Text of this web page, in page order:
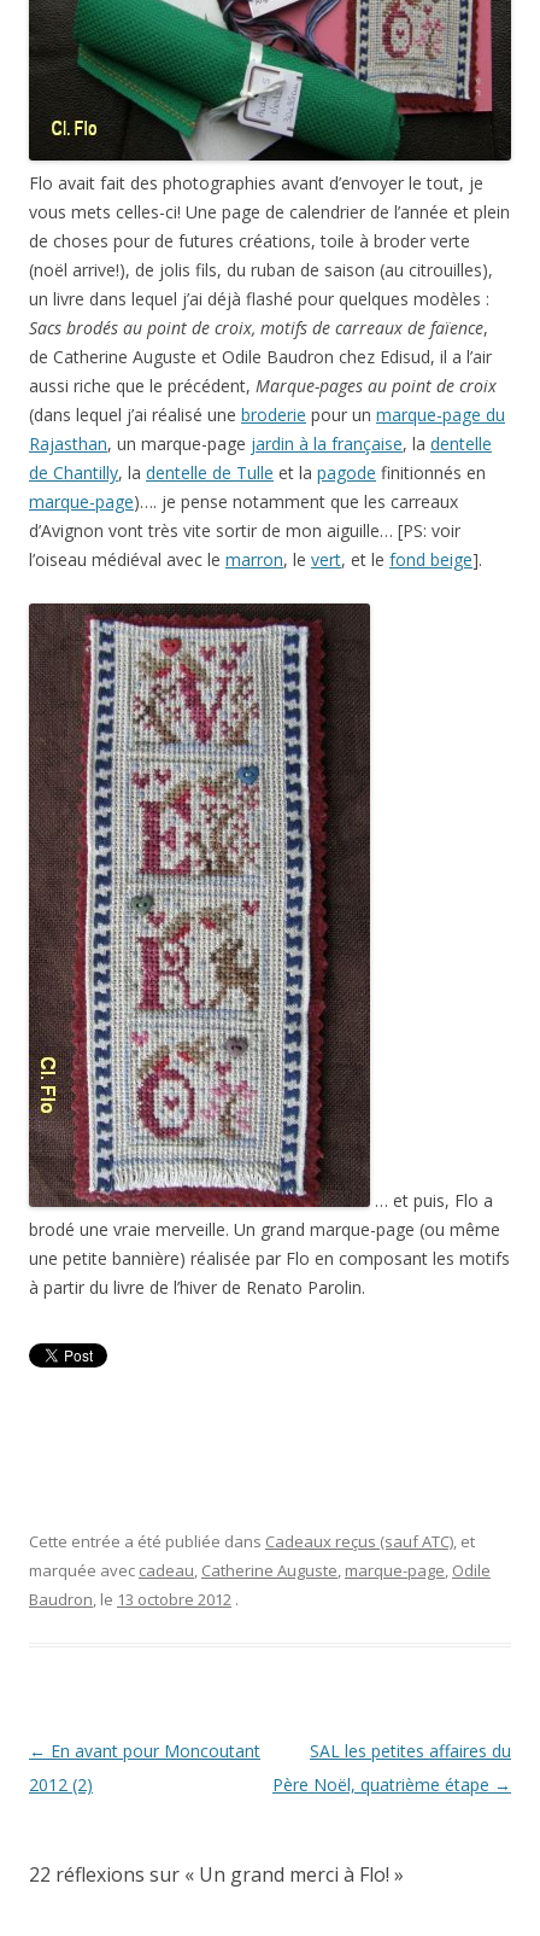
Flo avait fait des photographies avant d’envoyer le tout, je
vous mets celles-ci! Une page de calendrier de l’année et plein
de choses pour de futures créations, toile à broder verte
(noël arrive!), de jolis fils, du ruban de saison (au citrouilles),
un livre dans lequel j’ai déjà flashé pour quelques modèles :
Sacs brodés au point de croix, motifs de carreaux de faïence,
de Catherine Auguste et Odile Baudron chez Edisud, il a l’air
aussi riche que le précédent, Marque-pages au point de croix
(dans lequel j’ai réalisé une broderie pour un marque-page du
Rajasthan, un marque-page jardin à la française, la dentelle
de Chantilly, la dentelle de Tulle et la pagode finitionnés en
marque-page)…. je pense notamment que les carreaux
d’Avignon vont très vite sortir de mon aiguille… [PS: voir
l’oiseau médiéval avec le marron, le vert, et le fond beige].
… et puis, Flo a
brodé une vraie merveille. Un grand marque-page (ou même
une petite bannière) réalisée par Flo en composant les motifs
à partir du livre de l’hiver de Renato Parolin.
Cette entrée a été publiée dans Cadeaux reçus (sauf ATC), et
marquée avec cadeau, Catherine Auguste, marque-page, Odile
Baudron, le 13 octobre 2012 .
Navigation
des
← En avant pour Moncoutant
2012 (2)
SAL les petites affaires du
Père Noël, quatrième étape →
22 réflexions sur « Un grand merci à Flo! »